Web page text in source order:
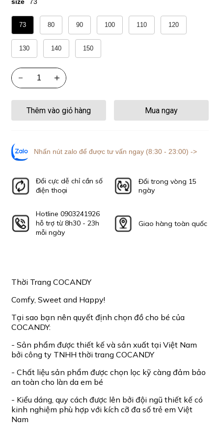
73 80 90 100 110 120
130 140 150
Đổi cực dễ chỉ cần số
điện thoại
Hotline 0903241926
hỗ trợ từ 8h30 - 23h
mỗi ngày
Đổi trong vòng 15
ngày
Giao hàng toàn quốc
Nhấn nút zalo để được tư vấn ngay (8:30 - 23:00) ->
Mua ngay
Thêm vào giỏ hàng
Thời Trang COCANDY
Comfy, Sweet and Happy!
Tại sao bạn nên quyết định chọn đồ cho bé của
COCANDY:
- Sản phẩm được thiết kế và sản xuất tại Việt Nam
bởi công ty TNHH thời trang COCANDY
- Chất liệu sản phẩm được chọn lọc kỹ càng đảm bảo
an toàn cho làn da em bé
- Kiểu dáng, quy cách được lên bởi đội ngũ thiết kế có
kinh nghiệm phù hợp với kích cỡ đa số trẻ em Việt
Nam